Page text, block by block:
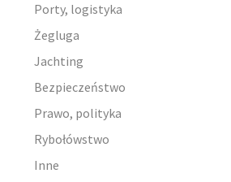
Porty, logistyka
Żegluga
Jachting
Bezpieczeństwo
Prawo, polityka
Rybołówstwo
Inne